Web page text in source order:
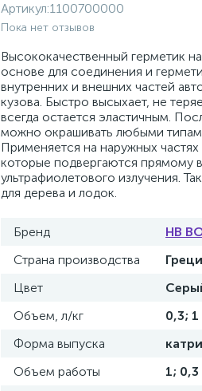
Артикул:1100700000
Пока нет отзывов
Высококачественный герметик
основе для соединения и
внутренних и внешних частей
кузова. Быстро высыхает, не
всегда остается эластичным.
можно окрашивать любыми
Применяется на наружных
которые подвергаются прямому
ультрафиолетового излучения.
для дерева и лодок.
Бренд
HB
Страна производства
Цвет
Объем, л/кг
0,3; 1
Форма выпуска
Объем работы
1; 0,3